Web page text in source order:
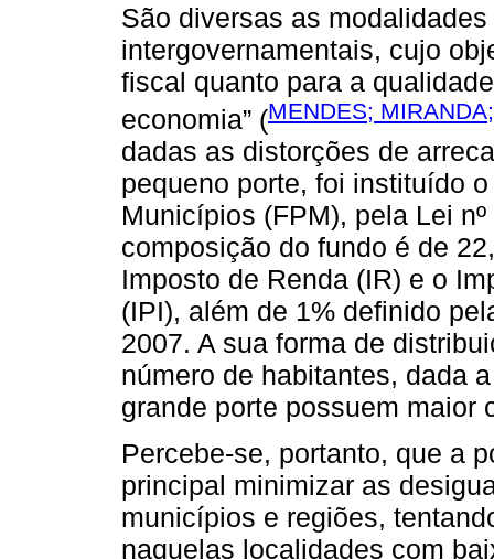
São diversas as
intergovernamentais, cujo
fiscal quanto para a
economia” (MENDES;
dadas as distorções de
pequeno porte, foi instituído
Municípios (FPM), pela Lei
composição do fundo é de
Imposto de Renda (IR) e o
(IPI), além de 1% definido
2007. A sua forma de
número de habitantes, dada
grande porte possuem maior
Percebe-se, portanto, que a
principal minimizar as
municípios e regiões,
naquelas localidades com